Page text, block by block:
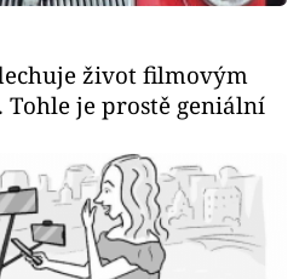
život filmovým
Tohle je prostě geniální